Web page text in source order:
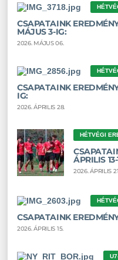
CSAPATAINK
MÁJUS 3-IG:
2026. MÁJUS 06.
CSAPATAINK
IG:
2026. ÁPRILIS 28.
HÉTVÉGI
ÁPRILIS
2026. ÁPRILIS
CSAPATAINK
2026. ÁPRILIS 15.